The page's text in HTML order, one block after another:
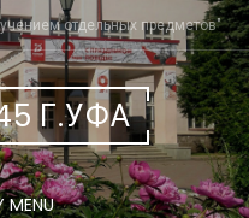
отдельных предметов"
Г.УФА
MENU